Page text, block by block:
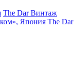
The Dar Винтаж
Япония The Dar